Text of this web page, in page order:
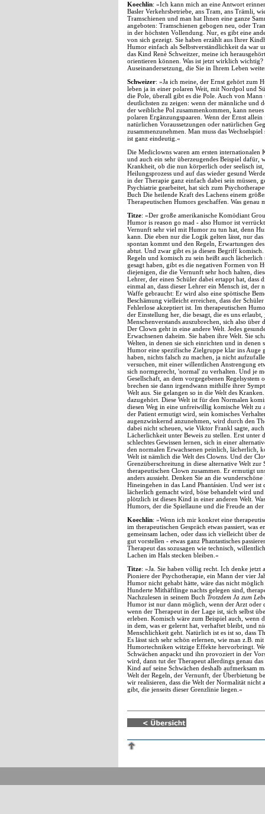
Koechlin: »Ich kann mich an eine Antwort
Basler Verkehrsbetriebe, ans Tram, ans Trämli,
Tramschienen und man hat Ihnen eine ganze
angeboten: Tramschienen gebogen neu, oder
in der höchsten Vollendung. Nur, es gibt eine
von sich gezeigt. Sie haben erzählt aus Ihrer
Humor einfach als Selbstverständlichkeit da war
das Kind Renè Schweitzer, meine ich
orientieren können. Was ist jetzt wirklich wichtig?
Auseinandersetzung, die Sie in Ihrem Leben
Schweizer: »Ja ich meine, der Ernst gehört zum
leben ja in einer polaren Weit, mit Nordpol und
die Pole, überall gibt es die Pole. Auch von
deutlichsten zu zeigen: wenn der männliche und
der weibliche Pol zusammenkommen, kann
polaren Ergänzungspaaren. Wenn der Ernst
natürlichen Voraussetzungen oder natürlichen
zusammenzunehmen. Man muss das
ist ganz eindeutig.«
Die Mediclowns waren am ersten internationalen
und auch ein sehr überzeugendes Beispiel dafür,
Krankheit, ob die nun körperlich oder seelisch
Heilungsprozess und auf das wieder gesund
in der Therapie ganz einfach dabei sein müssen,
Psychiatrie gearbeitet, hat sich zum
Buch Die heilende Kraft des Lachens einem
Therapeutischen Humors geschaffen. Was genau
Titze: »Der große amerikanische Komödiant
Humor is reason go mad - also Humor ist
Vernunft sehr viel mit Humor zu tun hat, denn
kann. Die eben nur die Logik gelten lässt, nur
spontan kommt und den Regeln, Erwartungen
abtut. Und zwar gibt es ja diesen Begriff
Regeln und komisch zu sein heißt auch
gesagt haben, gibt es die negativen Formen von
diejenigen, die die Vernunft sehr hoch halten,
Lehrer, der einen Schüler dabei ertappt hat, dass
einmal an, dass dieser Lehrer ein Mensch ist,
Waffe gebraucht: Er wird also eine spöttische
Beschämung vielleicht erreichen, dass der
Fehlerlose akzeptiert ist. Im therapeutischen
der Einstellung her, die besagt, die es uns
Menschenverstands auszubrechen, sich also
Der Clown geht in eine andere Welt. Jedes
Erwachsenen daheim. Sie haben ihre Welt. Sie
Welten, in denen sie sich einrichten und in denen
Humor eine spezifische Zielgruppe klar ins Auge
haben, nichts falsch zu machen, ja nicht
versuchen, mit einer willentlichen Anstrengung
sich normgerecht, 'normal' zu verhalten. Und je
Gesellschaft, an dem vorgegebenen
brechen sie dann irgendwann mithilfe ihrer
Welt aus. Sie gelangen so in die Welt des
dazugehört. Diese Welt ist für den Normalen
diesen Weg in eine unfreiwillig komische Welt
der Patient ermutigt wird, sein komisches
augenzwinkernd anzunehmen, wird durch den
dabei nicht scheuen, wie Viktor Frankl sagte,
Lächerlichkeit unter Beweis zu stellen. Erst unter
schlechtes Gewissen lernen, sich in einer
den normalen Erwachsenen peinlich, lächerlich,
Welt ist nämlich die Welt des Clowns. Und der
Grenzüberschreitung in diese alternative Welt
therapeutischen Clown zusammen. Er ermutigt
anders aussieht. Denken Sie an die
Hineingehen in das Land Phantásien. Und wer
lächerlich gemacht wird, böse behandelt wird
plötzlich ist dieses Kind in einer anderen Welt.
Humors, der die Spiellaune und die Freude an
Koechlin: »Wenn ich mir konkret eine
im therapeutischen Gespräch etwas passiert, was
gemeinsam lachen, oder dass ich vielleicht über
gut vorstellen - etwas ganz Phantastisches
Therapeut das sozusagen wie technisch,
Lachen im Hals stecken bleiben.«
Titze: »Ja. Sie haben völlig recht. Ich denke
Pioniere der Psychotherapie, ein Mann der vier
Humor nicht gehabt hätte, wäre das nicht
Hunderte Mithäftlinge nachts gelegen sind,
Nachzulesen in seinem Buch Trotzdem Ja zum
Humor ist nur dann möglich, wenn der Arzt oder
wenn der Therapeut in der Lage ist, sich selbst
erleben. Komisch wäre zum Beispiel auch, wenn
in dem, was er gelernt hat, verhaftet bleibt, und
Menschlichkeit geht. Natürlich ist es ist so, dass
Es lässt sich sehr schön erlernen, wie man z.B.
Humortechniken witzige Effekte hervorbringt.
Schwächen anpackt und ihn provoziert in der
wird, dann tut der Therapeut allerdings genau
Kind auf seine Schwächen deshalb aufmerksam
Welt der Regeln, der Vernunft, der Überbietung
wir realisieren, dass die Welt der Normalität nicht
gibt, die jenseits dieser Grenzlinie liegen.«